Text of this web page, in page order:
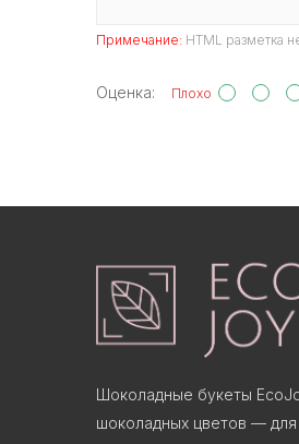
Примечание: HTML разметка
Оценка: Плохо
Шоколадные букеты
шоколадных цветов — для